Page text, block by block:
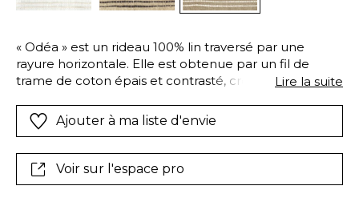
« Odéa » est un rideau 100% lin traversé par une
rayure horizontale. Elle est obtenue par un fil de
trame de coton épais et contrasté, créant un subtil et
naturel et écru, écru et beige, naturel et noir.
Lire la suite
Ajouter à ma liste d'envie
Voir sur l'espace pro